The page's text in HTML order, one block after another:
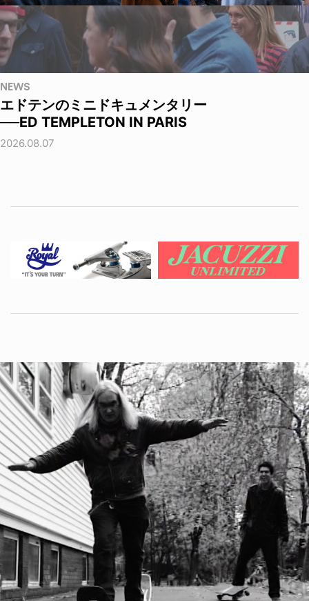
NEWS
エドテンのミニドキュメンタリー
──ED TEMPLETON IN PARIS
2026.08.07